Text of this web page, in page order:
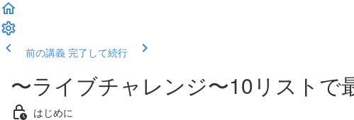
前の講義 完了して続行
〜ライブチャレンジ〜10リストで
はじめに